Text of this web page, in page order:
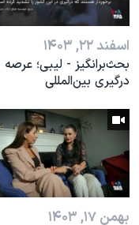
اسفند ۲۲, ۱۴۰۳
بحث‌برانگيز - لیبی؛ عرصه
درگیری بین‌المللی
بهمن ۱۷, ۱۴۰۳